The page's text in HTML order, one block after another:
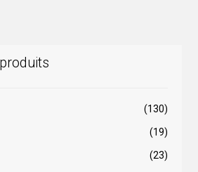
(130)
(19)
(23)